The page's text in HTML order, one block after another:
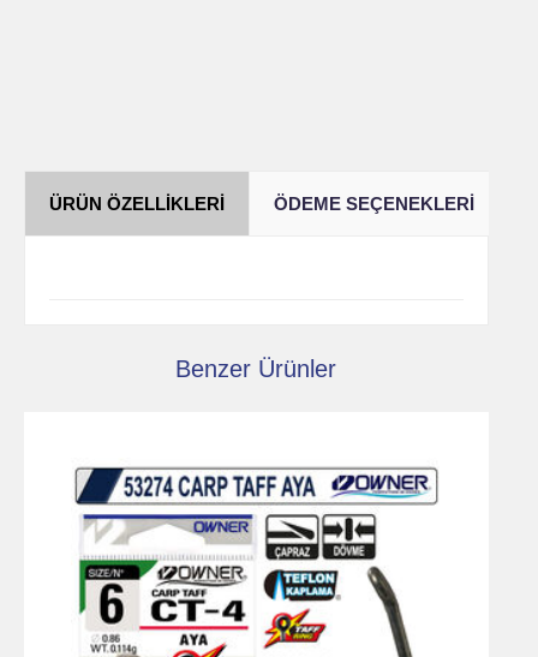
ÜRÜN ÖZELLIKLERI ÖDEME SEÇENEKLERI
Benzer Ürünler